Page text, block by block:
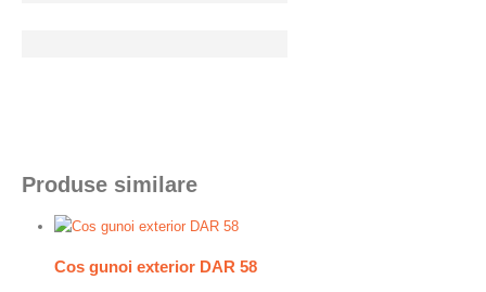
Produse similare
Cos gunoi exterior DAR 58